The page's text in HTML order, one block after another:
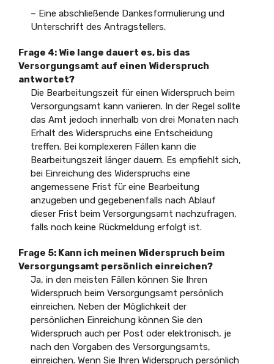
– Eine abschließende Dankesformulierung und
Unterschrift des Antragstellers.
Frage 4: Wie lange dauert es, bis das
Versorgungsamt auf einen Widerspruch
antwortet?
Die Bearbeitungszeit für einen Widerspruch beim
Versorgungsamt kann variieren. In der Regel sollte
das Amt jedoch innerhalb von drei Monaten nach
Erhalt des Widerspruchs eine Entscheidung
treffen. Bei komplexeren Fällen kann die
Bearbeitungszeit länger dauern. Es empfiehlt sich,
bei Einreichung des Widerspruchs eine
angemessene Frist für eine Bearbeitung
anzugeben und gegebenenfalls nach Ablauf
dieser Frist beim Versorgungsamt nachzufragen,
falls noch keine Rückmeldung erfolgt ist.
Frage 5: Kann ich meinen Widerspruch beim
Versorgungsamt persönlich einreichen?
Ja, in den meisten Fällen können Sie Ihren
Widerspruch beim Versorgungsamt persönlich
einreichen. Neben der Möglichkeit der
persönlichen Einreichung können Sie den
Widerspruch auch per Post oder elektronisch, je
nach den Vorgaben des Versorgungsamts,
einreichen. Wenn Sie Ihren Widerspruch persönlich